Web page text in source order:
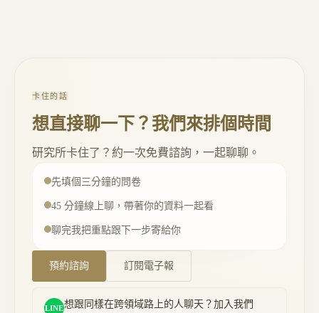
卡住的話
想直接聊一下？我們來排個時間
研究所卡住了？約一次免費諮詢，一起聊聊。
先填個三分鐘的問卷
45 分鐘線上聊，帶著你的資料一起看
聊完我把重點跟下一步寄給你
行動按鈕
預約諮詢 訂閱電子報
LINE想跟同樣在跨領域路上的人聊天？加入我們